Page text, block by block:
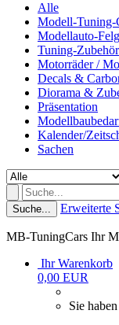
Alle
Modell-Tuning-
Modellauto-
Tuning-Zubehör
Motorräder /
Decals &
Diorama &
Präsentation
Kalender/
Sachen
Suche... Erweiterte
MB-TuningCars Ihr
Ihr Warenkorb
0,00 EUR
Sie